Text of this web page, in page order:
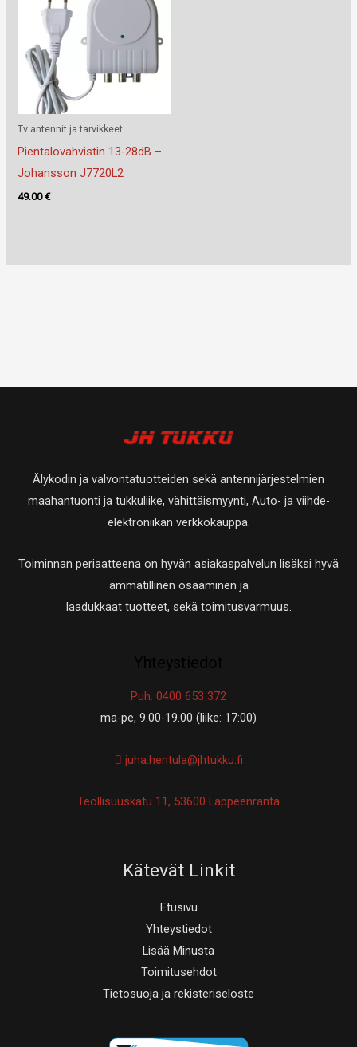
Tv antennit ja tarvikkeet
Pientalovahvistin 13-28dB –
Johansson J7720L2
49.00€
Älykodin ja valvontatuotteiden sekä antennijärjestelmien
maahantuonti ja tukkuliike, vähittäismyynti, Auto- ja viihde-
elektroniikan verkkokauppa.
Toiminnan periaatteena on hyvän asiakaspalvelun lisäksi hyvä
ammatillinen osaaminen ja
laadukkaat tuotteet, sekä toimitusvarmuus.
Puh. 0400 653 372
ma-pe, 9.00-19.00 (liike: 17:00)
juha.hentula@jhtukku.fi
Teollisuuskatu 11, 53600 Lappeenranta
Kätevät Linkit
Etusivu
Yhteystiedot
Lisää Minusta
Toimitusehdot
Tietosuoja ja rekisteriseloste